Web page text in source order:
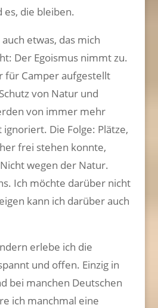
es, die bleiben.
etwas, das mich
Der Egoismus nimmt zu.
für Camper aufgestellt
von Natur und
von immer mehr
Die Folge: Plätze,
frei stehen konnte,
wegen der Natur.
Ich möchte darüber nicht
kann ich darüber auch
erlebe ich die
und offen. Einzig in
bei manchen Deutschen
ich manchmal eine